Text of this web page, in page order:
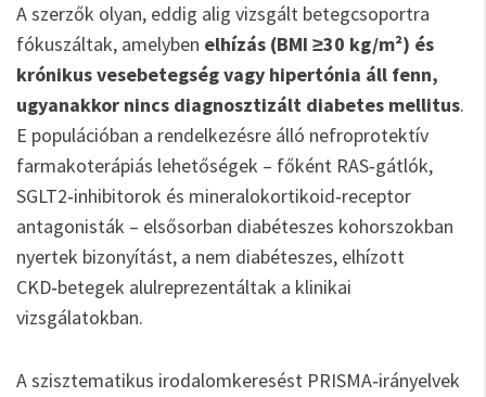
A szerzők olyan, eddig alig vizsgált betegcsoportra
fókuszáltak, amelyben elhízás (BMI ≥30 kg/m²) és
krónikus vesebetegség vagy hipertónia áll fenn,
ugyanakkor nincs diagnosztizált diabetes mellitus.
E populációban a rendelkezésre álló nefroprotektív
farmakoterápiás lehetőségek – főként RAS‑gátlók,
SGLT2‑inhibitorok és mineralokortikoid‑receptor
antagonisták – elsősorban diabéteszes kohorszokban
nyertek bizonyítást, a nem diabéteszes, elhízott
CKD‑betegek alulreprezentáltak a klinikai
vizsgálatokban.
A szisztematikus irodalomkeresést PRISMA‑irányelvek